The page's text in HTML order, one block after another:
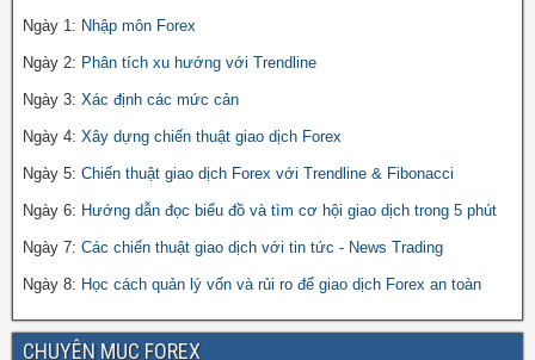
Ngày 1: Nhập môn Forex
Ngày 2: Phân tích xu hướng với Trendline
Ngày 3: Xác định các mức cản
Ngày 4: Xây dựng chiến thuật giao dịch Forex
Ngày 5: Chiến thuật giao dịch Forex với Trendline & Fibonacci
Ngày 6: Hướng dẫn đọc biểu đồ và tìm cơ hội giao dịch trong 5 phút
Ngày 7: Các chiến thuật giao dịch với tin tức - News Trading
Ngày 8: Học cách quản lý vốn và rủi ro để giao dịch Forex an toàn
CHUYÊN MỤC FOREX